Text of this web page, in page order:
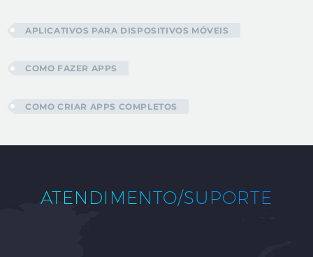
APLICATIVOS PARA DISPOSITIVOS MÓVEIS
COMO FAZER APPS
COMO CRIAR APPS COMPLETOS
ATENDIMENTO/SUPORTE